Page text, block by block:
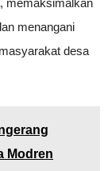
menangani
desa
Modren